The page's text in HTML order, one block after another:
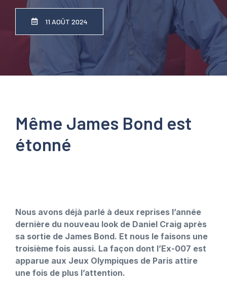
11 AOÛT 2024
Même James Bond est
étonné
Nous avons déjà parlé à deux reprises l’année
dernière du nouveau look de Daniel Craig après
sa sortie de James Bond. Et nous le faisons une
troisième fois aussi. La façon dont l’Ex-007 est
apparue aux Jeux Olympiques de Paris attire
une fois de plus l’attention.